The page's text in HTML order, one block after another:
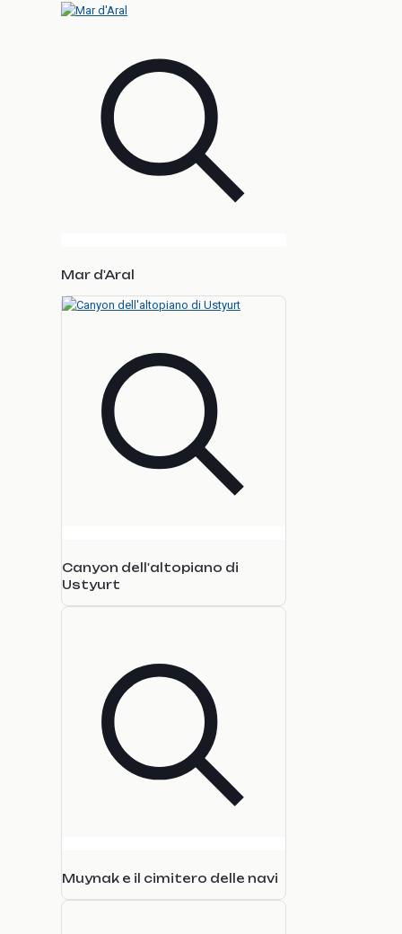
Mar d'Aral
Canyon dell'altopiano di
Ustyurt
Muynak e il cimitero delle navi